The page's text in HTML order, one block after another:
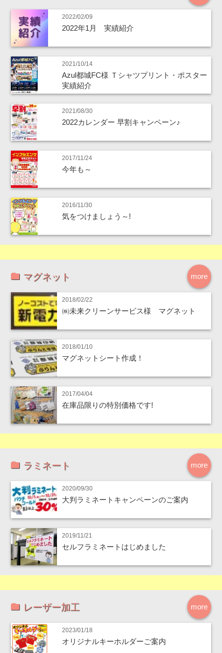
2022/02/09
2022年1月 実績紹介
2021/10/14
Azul都城FC様 Ｔシャツプリント・ポスター
実績紹介
2021/08/30
2022カレンダー 早割キャンペーン♪
2017/11/24
今年も～
2016/11/30
気をつけましょう～!
more
マグネット
2018/02/22
㈱未来クリーンサービス様 マグネット
2018/01/10
マグネットシート作成！
2017/04/04
在庫品限りの特別価格です!
more
ラミネート
2020/09/30
大判ラミネートキャンペーンのご案内
2019/11/21
セルフラミネートはじめました
more
レーザー加工
2023/01/18
オリジナルキーホルダーご案内